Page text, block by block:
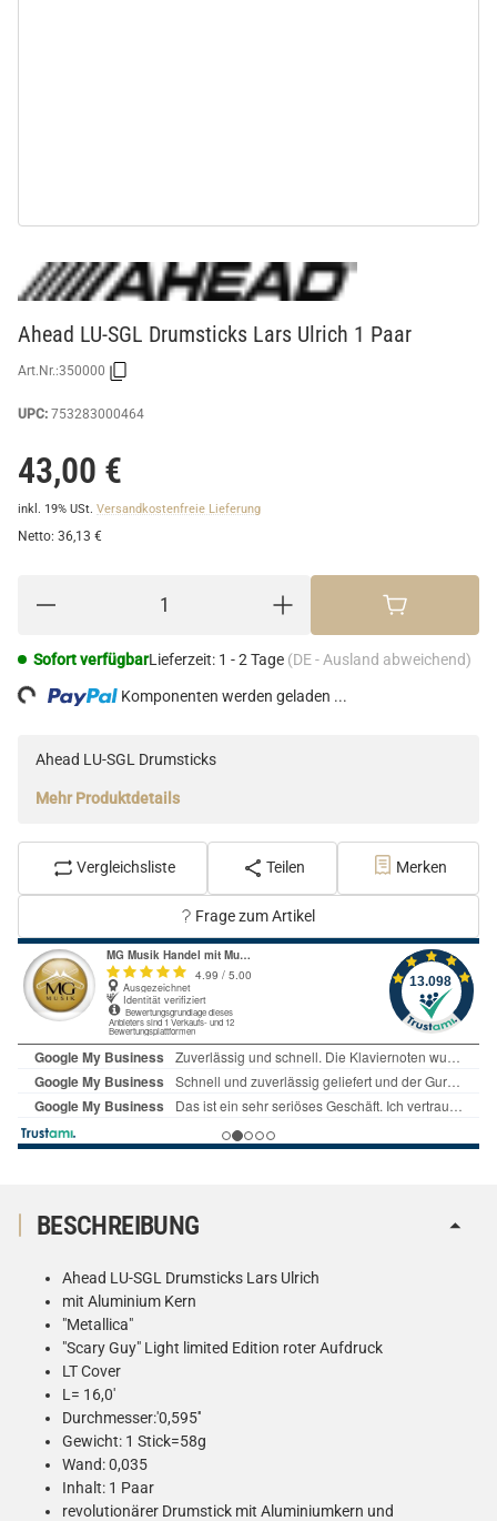
Ahead LU-SGL Drumsticks Lars Ulrich 1 Paar
Art.Nr.:350000
UPC: 753283000464
43,00 €
inkl. 19% USt. Versandkostenfreie Lieferung
Netto: 36,13 €
Sofort verfügbarLieferzeit: 1 - 2 Tage (DE - Ausland abweichend)
Komponenten werden geladen ...
Ahead LU-SGL Drumsticks
Mehr Produktdetails
Vergleichsliste Teilen Merken
Frage zum Artikel
BESCHREIBUNG
Ahead LU-SGL Drumsticks Lars Ulrich
mit Aluminium Kern
"Metallica"
"Scary Guy" Light limited Edition roter Aufdruck
LT Cover
L= 16,0'
Durchmesser:'0,595''
Gewicht: 1 Stick=58g
Wand: 0,035
Inhalt: 1 Paar
revolutionärer Drumstick mit Aluminiumkern und